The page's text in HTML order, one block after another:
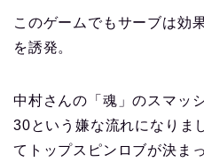
このゲームでもサーブは効
を誘発。
中村さんの「魂」のスマッ
30という嫌な流れになりま
てトップスピンロブが決ま